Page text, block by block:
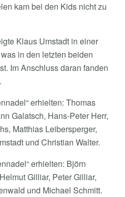
kam bei den Kids nicht zu
Klaus Umstadt in einer
in den letzten beiden
Im Anschluss daran fanden
erhielten: Thomas
Galatsch, Hans-Peter Herr,
Matthias Leibersperger,
und Christian Walter.
erhielten: Björn
Gilliar, Peter Gilliar,
und Michael Schmitt.